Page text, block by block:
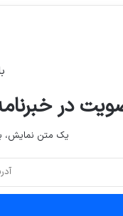
در
یک متن نمایش،